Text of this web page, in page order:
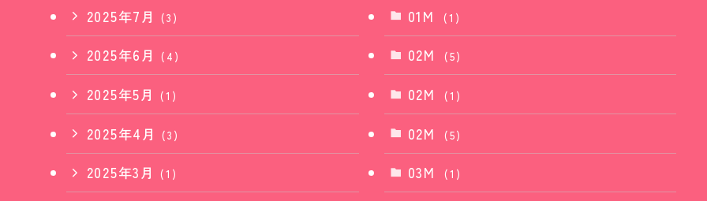
2025年7月 (3)
2025年6月 (4)
2025年5月 (1)
2025年4月 (3)
2025年3月 (1)
01M (1)
02M (5)
02M (1)
02M (5)
03M (1)